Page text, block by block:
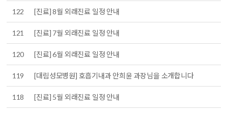
122 [진료] 8월 외래진료 일정 안내
121 [진료] 7월 외래진료 일정 안내
120 [진료] 6월 외래진료 일정 안내
119 [대림성모병원] 호흡기내과 안희윤 과장님을 소개합니다
118 [진료] 5월 외래진료 일정 안내